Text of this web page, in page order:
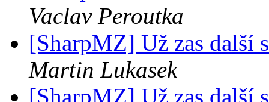
Vaclav Peroutka
[SharpMZ] Už zas další
Martin Lukasek
[SharpMZ] Už zas další